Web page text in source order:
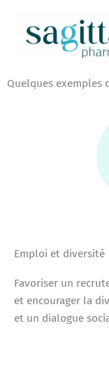
contenu
Quelques exemples
Emploi et diversité
Favoriser un
et encourager la
et un dialogue